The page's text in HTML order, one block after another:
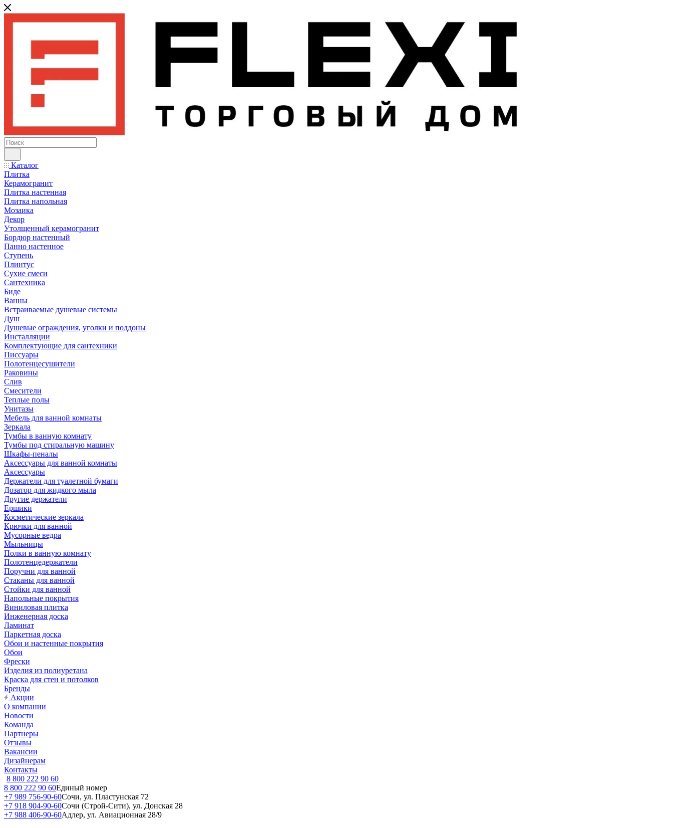
Каталог
Плитка
Керамогранит
Плитка настенная
Плитка напольная
Мозаика
Декор
Утолщенный керамогранит
Бордюр настенный
Панно настенное
Ступень
Плинтус
Сухие смеси
Сантехника
Биде
Ванны
Встраиваемые душевые системы
Душ
Душевые ограждения, уголки и поддоны
Инсталляции
Комплектующие для сантехники
Писсуары
Полотенцесушители
Раковины
Слив
Смесители
Теплые полы
Унитазы
Мебель для ванной комнаты
Зеркала
Тумбы в ванную комнату
Тумбы под стиральную машину
Шкафы-пеналы
Аксессуары для ванной комнаты
Аксессуары
Держатели для туалетной бумаги
Дозатор для жидкого мыла
Другие держатели
Ершики
Косметические зеркала
Крючки для ванной
Мусорные ведра
Мыльницы
Полки в ванную комнату
Полотенцедержатели
Поручни для ванной
Стаканы для ванной
Стойки для ванной
Напольные покрытия
Виниловая плитка
Инженерная доска
Ламинат
Паркетная доска
Обои и настенные покрытия
Обои
Фрески
Изделия из полиуретана
Краска для стен и потолков
Бренды
Акции
О компании
Новости
Команда
Партнеры
Отзывы
Вакансии
Дизайнерам
Контакты
8 800 222 90 60
8 800 222 90 60Единый номер
+7 989 756-90-60Сочи, ул. Пластунская 72
+7 918 904-90-60Сочи (Строй-Сити), ул. Донская 28
+7 988 406-90-60Адлер, ул. Авиационная 28/9